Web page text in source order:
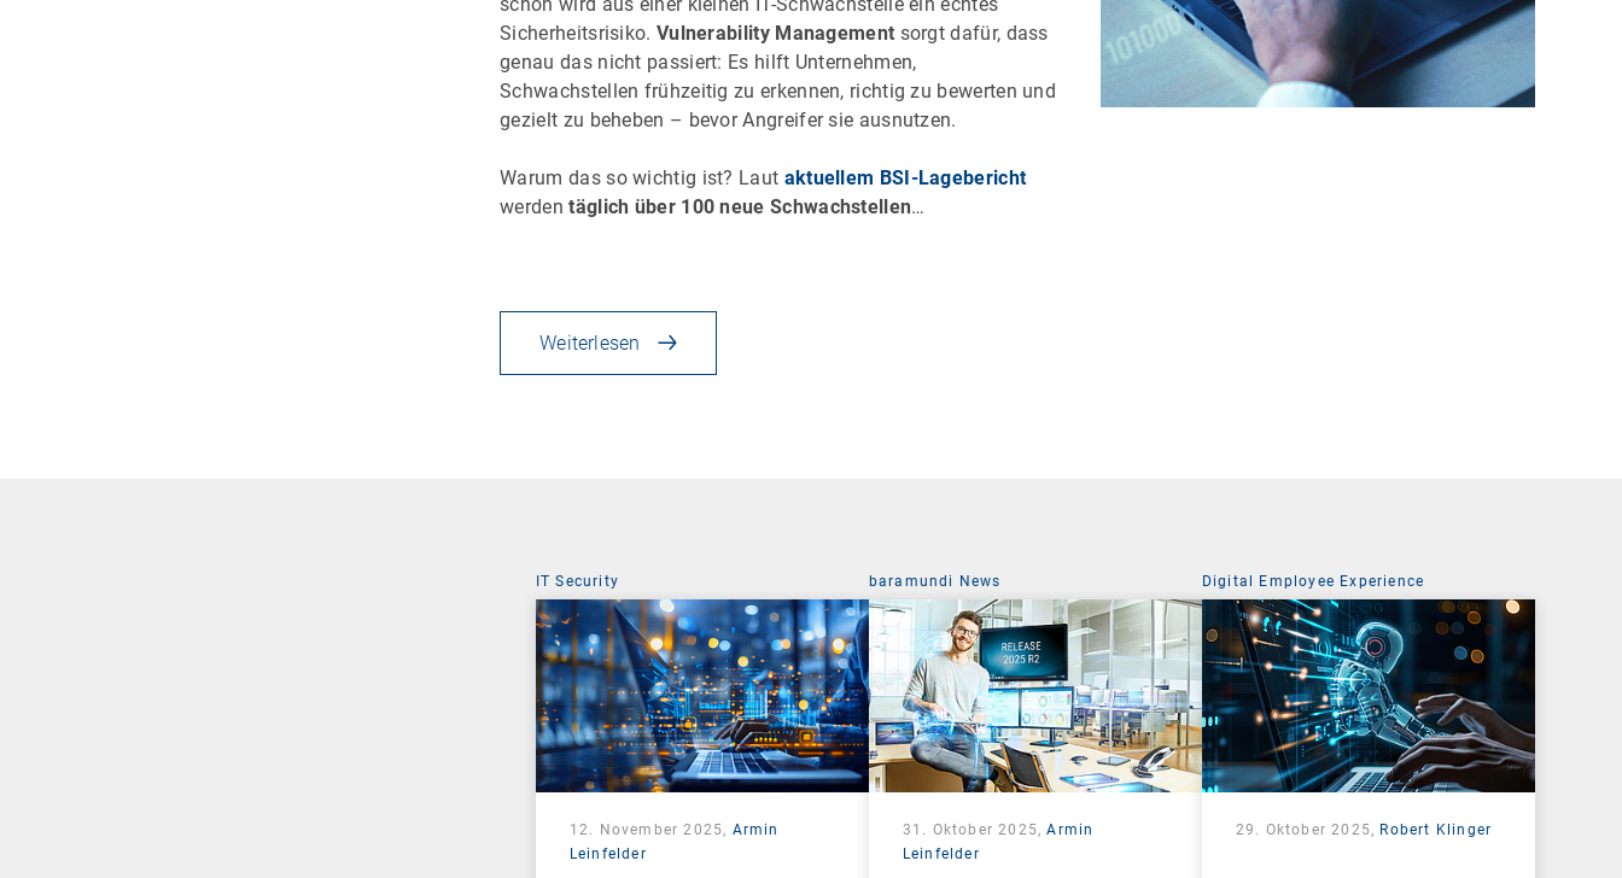
Sicherheitsrisiko. Vulnerability Management sorgt dafür, dass
genau das nicht passiert: Es hilft Unternehmen,
Schwachstellen frühzeitig zu erkennen, richtig zu bewerten und
gezielt zu beheben – bevor Angreifer sie ausnutzen.
Warum das so wichtig ist? Laut aktuellem BSI-Lagebericht
werdentäglich über 100 neue Schwachstellen…
Weiterlesen
IT Security
12. November 2025, Armin
Leinfelder
baramundi News
31. Oktober 2025,Armin
Leinfelder
Digital Employee Experience
29. Oktober 2025, Robert Klinger